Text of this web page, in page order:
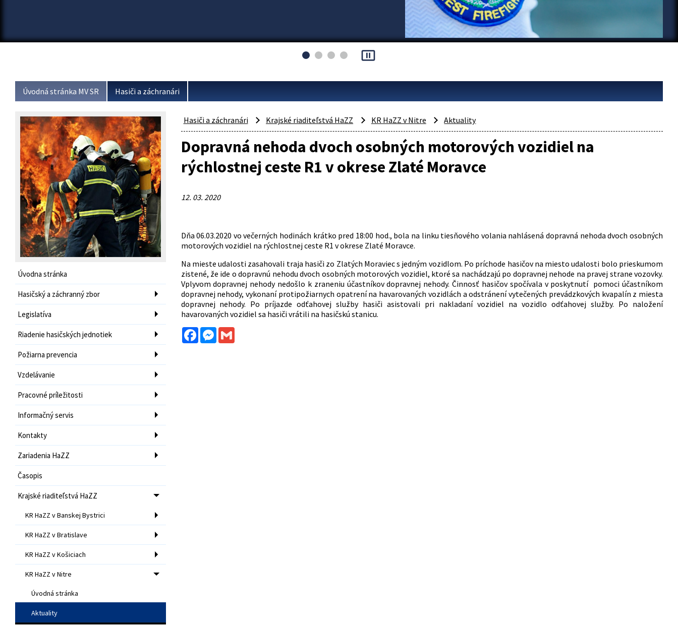
pause_presentation
Úvodná stránka MV SR Hasiči a záchranári
Úvodna stránka
Hasičský a záchranný zbor
Legislatíva
Riadenie hasičských jednotiek
Požiarna prevencia
Vzdelávanie
Pracovné príležitosti
Informačný servis
Kontakty
Zariadenia HaZZ
Časopis
Krajské riaditeľstvá HaZZ
KR HaZZ v Banskej Bystrici
KR HaZZ v Bratislave
KR HaZZ v Košiciach
KR HaZZ v Nitre
Úvodná stránka
Aktuality
Hasiči a záchranári Krajské riaditeľstvá HaZZ KR HaZZ v Nitre Aktuality
Dopravná nehoda dvoch osobných motorových vozidiel na
rýchlostnej ceste R1 v okrese Zlaté Moravce
12. 03. 2020
Dňa 06.03.2020 vo večerných hodinách krátko pred 18:00 hod., bola na linku tiesňového volania nahlásená dopravná nehoda dvoch osobných
motorových vozidiel na rýchlostnej ceste R1 v okrese Zlaté Moravce.
Na mieste udalosti zasahovali traja hasiči zo Zlatých Moraviec s jedným vozidlom. Po príchode hasičov na miesto udalosti bolo prieskumom
zistené, že ide o dopravnú nehodu dvoch osobných motorových vozidiel, ktoré sa nachádzajú po dopravnej nehode na pravej strane vozovky.
Vplyvom dopravnej nehody nedošlo k zraneniu účastníkov dopravnej nehody. Činnosť hasičov spočívala v poskytnutí pomoci účastníkom
dopravnej nehody, vykonaní protipožiarnych opatrení na havarovaných vozidlách a odstránení vytečených prevádzkových kvapalín z miesta
dopravnej nehody. Po príjazde odťahovej služby hasiči asistovali pri nakladaní vozidiel na vozidlo odťahovej služby. Po naložení
havarovaných vozidiel sa hasiči vrátili na hasičskú stanicu.
FacebookMessenger
Gmail